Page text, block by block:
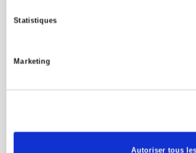
Statistiques
Marketing
Autoriser tous
À paraître